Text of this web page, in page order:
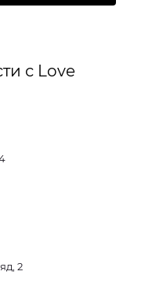
с Love
2